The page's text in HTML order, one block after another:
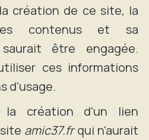
création de ce site, la
contenus et sa
être engagée.
ces informations
d'usage.
création d'un lien
amic37.frqui n'aurait